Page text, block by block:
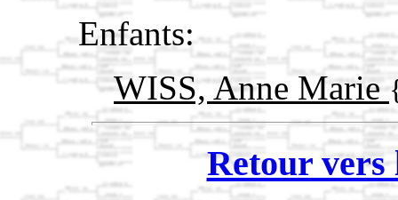
Enfants:
WISS, Anne Marie
Retour vers